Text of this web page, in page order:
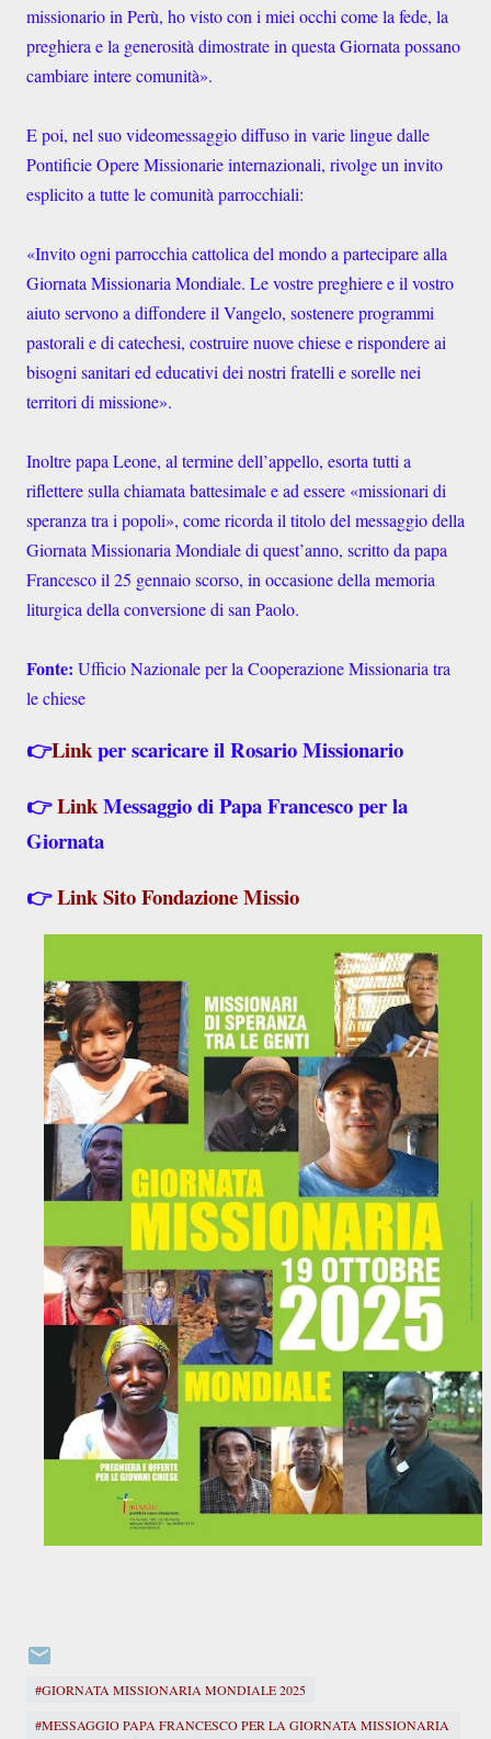
missionario in Perù, ho visto con i miei occhi come la fede, la
preghiera e la generosità dimostrate in questa Giornata possano
cambiare intere comunità».
E poi, nel suo videomessaggio diffuso in varie lingue dalle
Pontificie Opere Missionarie internazionali, rivolge un invito
esplicito a tutte le comunità parrocchiali:
«Invito ogni parrocchia cattolica del mondo a partecipare alla
Giornata Missionaria Mondiale. Le vostre preghiere e il vostro
aiuto servono a diffondere il Vangelo, sostenere programmi
pastorali e di catechesi, costruire nuove chiese e rispondere ai
bisogni sanitari ed educativi dei nostri fratelli e sorelle nei
territori di missione».
Inoltre papa Leone, al termine dell’appello, esorta tutti a
riflettere sulla chiamata battesimale e ad essere «missionari di
speranza tra i popoli», come ricorda il titolo del messaggio della
Giornata Missionaria Mondiale di quest’anno, scritto da papa
Francesco il 25 gennaio scorso, in occasione della memoria
liturgica della conversione di san Paolo.
Fonte: Ufficio Nazionale per la Cooperazione Missionaria tra
le chiese
👉Linkper scaricare il Rosario Missionario
👉LinkMessaggio di Papa Francesco per la
Giornata
👉Link Sito Fondazione Missio
#GIORNATA MISSIONARIA MONDIALE 2025
#MESSAGGIO PAPA FRANCESCO PER LA GIORNATA MISSIONARIA